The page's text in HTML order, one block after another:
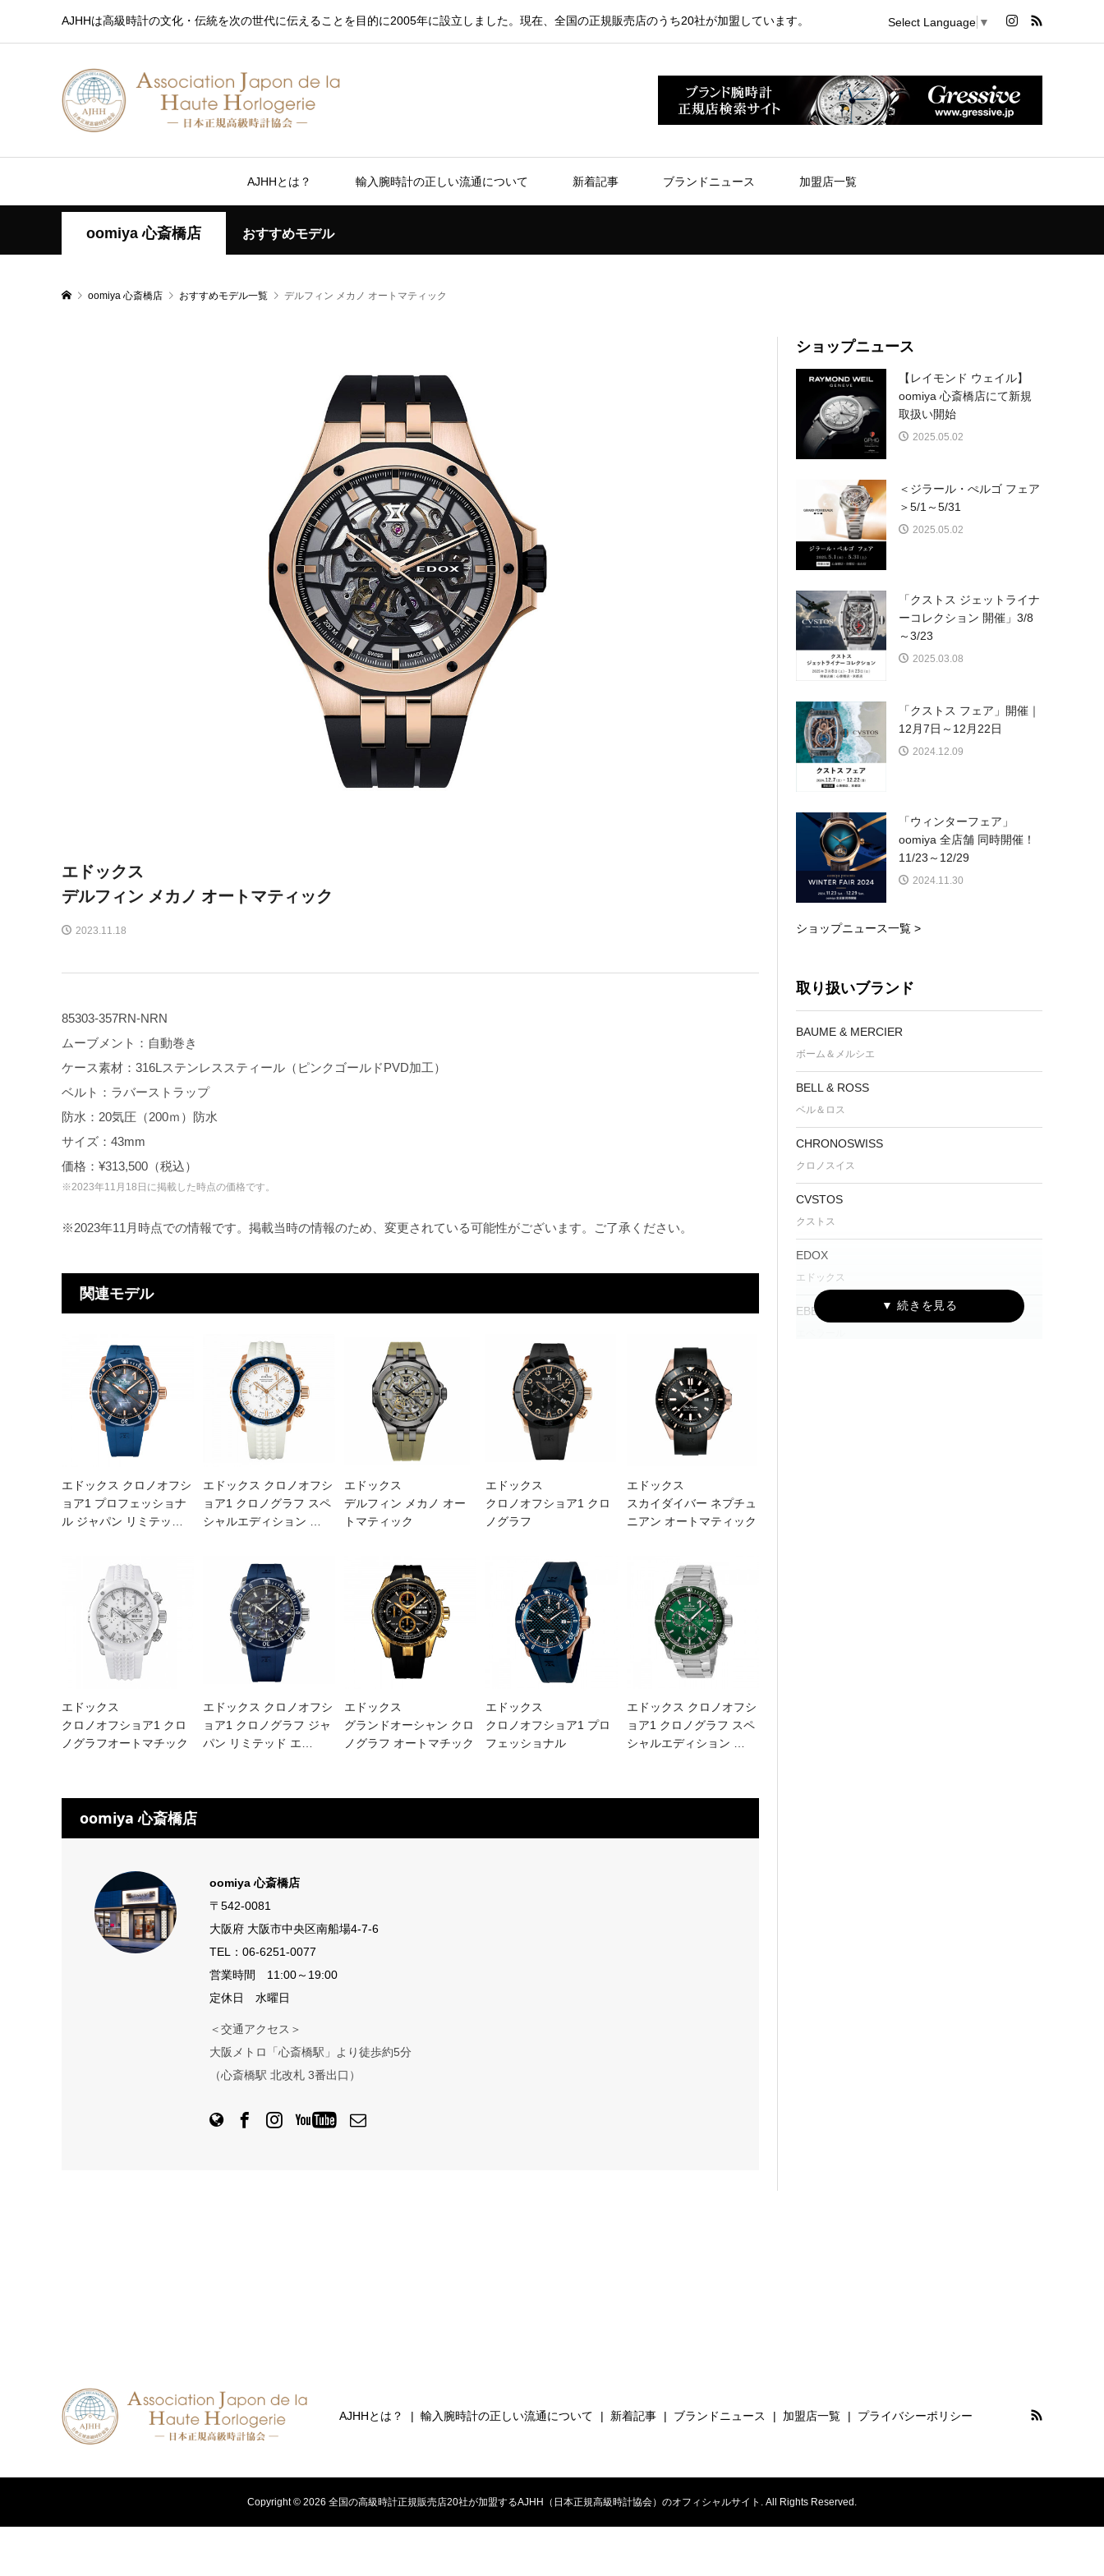
AJHHは高級時計の文化・伝統を次の世代に伝えることを目的に2005年に設立しました。現在、全国の正規販売店のうち20社が加盟しています。 Select Language ▼
AJHHとは？ 輸入腕時計の正しい流通について 新着記事 ブランドニュース 加盟店一覧
oomiya 心斎橋店 おすすめモデル
oomiya 心斎橋店 おすすめモデル一覧 デルフィン メカノ オートマティック
エドックス
デルフィン メカノ オートマティック
2023.11.18
85303-357RN-NRN
ムーブメント：自動巻き
ケース素材：316Lステンレススティール（ピンクゴールドPVD加工）
ベルト：ラバーストラップ
防水：20気圧（200ｍ）防水
サイズ：43mm
価格：¥313,500（税込）
※2023年11月18日に掲載した時点の価格です。
※2023年11月時点での情報です。掲載当時の情報のため、変更されている可能性がございます。ご了承ください。
関連モデル
エドックス クロノオフシ
ョア1 プロフェッショナ
ル ジャパン リミテッ
エドックス クロノオフシ
ョア1 クロノグラフ スペ
シャルエディション
エドックス
デルフィン メカノ オー
トマティック
エドックス
クロノオフショア1 クロ
ノグラフ
エドックス
スカイダイバー ネプチュ
ニアン オートマティック
エドックス
クロノオフショア1 クロ
ノグラフオートマチック
エドックス クロノオフシ
ョア1 クロノグラフ ジャ
パン リミテッド エ
エドックス
グランドオーシャン クロ
ノグラフ オートマチック
エドックス
クロノオフショア1 プロ
フェッショナル
エドックス クロノオフシ
ョア1 クロノグラフ スペ
シャルエディション
oomiya 心斎橋店
oomiya 心斎橋店
〒542-0081
大阪府 大阪市中央区南船場4-7-6
TEL： 06-6251-0077
営業時間 11:00～19:00
定休日 水曜日
＜交通アクセス＞
大阪メトロ「心斎橋駅」より徒歩約5分
（心斎橋駅 北改札 3番出口）
ショップニュース
【レイモンド ウェイル】
oomiya 心斎橋店にて新規
取扱い開始
2025.05.02
＜ジラール・ぺルゴ フェア
＞5/1～5/31
2025.05.02
「クストス ジェットライナ
ーコレクション 開催」3/8
～3/23
2025.03.08
「クストス フェア」開催｜
12月7日～12月22日
2024.12.09
「ウィンターフェア」
oomiya 全店舗 同時開催！
11/23～12/29
2024.11.30
ショップニュース一覧 >
取り扱いブランド
BAUME & MERCIER
ボーム＆メルシエ
BELL & ROSS
ベル＆ロス
CHRONOSWISS
クロノスイス
CVSTOS
クストス
EDOX
エドックス
EBERHARD
AJHHとは？ 輸入腕時計の正しい流通について 新着記事 ブランドニュース 加盟店一覧 プライバシーポリシー
Copyright © 2026 全国の高級時計正規販売店20社が加盟するAJHH（日本正規高級時計協会）のオフィシャルサイト. All Rights Reserved.